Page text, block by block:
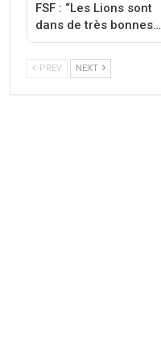
FSF : “Les Lions sont
dans de très bonnes…
PREV NEXT